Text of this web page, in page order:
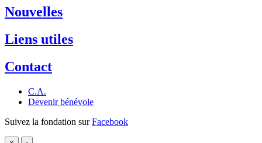
Nouvelles
Liens utiles
Contact
C.A.
Devenir bénévole
Suivez la fondation surFacebook